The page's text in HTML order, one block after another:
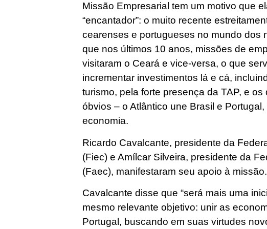
Missão Empresarial tem um motivo que
“encantador”: o muito recente
cearenses e portugueses no mundo dos
que nos últimos 10 anos, missões de
visitaram o Ceará e vice-versa, o que
incrementar investimentos lá e cá,
turismo, pela forte presença da TAP, e
óbvios – o Atlântico une Brasil e
economia.
Ricardo Cavalcante, presidente da
(Fiec) e Amílcar Silveira, presidente da
(Faec), manifestaram seu apoio à missão.
Cavalcante disse que “será mais uma
mesmo relevante objetivo: unir as
Portugal, buscando em suas virtudes